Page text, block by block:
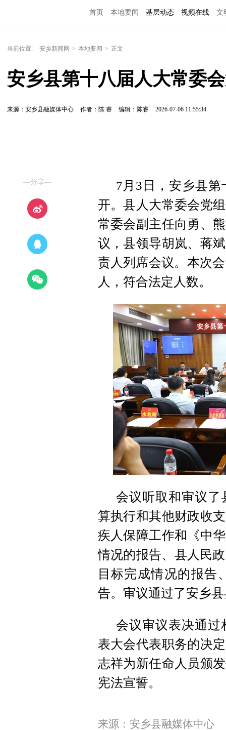
首页 本地要闻 基层动态 视频在线 文
当前位置: 安乡新闻网 > 本地要闻 > 正文
安乡县第十八届人大常委
来源：安乡县融媒体中心 作者：陈 睿 编辑：陈睿 2026-07-06 11:55:34
—分享—
7月3日，安乡县
开。县人大常委会党
常委会副主任向勇、
议，县领导胡岚、蒋
责人列席会议。本次
人，符合法定人数。
会议听取和审议了
算执行和其他财政收
疾人保障工作和《中
情况的报告、县人民
目标完成情况的报告
告。审议通过了安乡
会议审议表决通过
表大会代表职务的决
志祥为新任命人员颁
宪法宣誓。
来源：安乡县融媒体中心